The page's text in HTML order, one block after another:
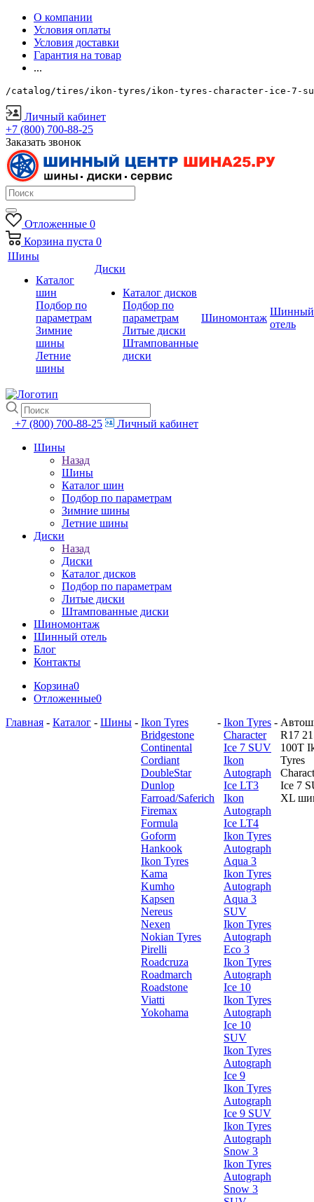
О компании
Условия оплаты
Условия доставки
Гарантия на товар
...
/catalog/tires/ikon-tyres/ikon-tyres-character-ice-7-
Личный кабинет
+7 (800) 700-88-25
Заказать звонок
Отложенные 0
Корзина пуста 0
Шины
Каталог
шин
Подбор по
параметрам
Зимние
шины
Летние
шины
Диски
Каталог дисков
Подбор по
параметрам
Литые диски
Штампованные
диски
Шиномонтаж
Шинный
отель
+7 (800) 700-88-25
Личный кабинет
Шины
Назад
Шины
Каталог шин
Подбор по параметрам
Зимние шины
Летние шины
Диски
Назад
Диски
Каталог дисков
Подбор по параметрам
Литые диски
Штампованные диски
Шиномонтаж
Шинный отель
Блог
Контакты
Корзина0
Отложенные0
Главная - Каталог - Шины - Ikon Tyres
Bridgestone
Continental
Cordiant
DoubleStar
Dunlop
Farroad/Saferich
Firemax
Formula
Goform
Hankook
Ikon Tyres
Kama
Kumho
Kapsen
Nereus
Nexen
Nokian Tyres
Pirelli
Roadcruza
Roadmarch
Roadstone
Viatti
Yokohama
- Ikon Tyres
Character
Ice 7 SUV
Ikon
Autograph
Ice LT3
Ikon
Autograph
Ice LT4
Ikon Tyres
Autograph
Aqua 3
Ikon Tyres
Autograph
Aqua 3
SUV
Ikon Tyres
Autograph
Eco 3
Ikon Tyres
Autograph
Ice 10
Ikon Tyres
Autograph
Ice 10
SUV
Ikon Tyres
Autograph
Ice 9
Ikon Tyres
Autograph
Ice 9 SUV
Ikon Tyres
Autograph
Snow 3
Ikon Tyres
Autograph
Snow 3
-
R17
100T
Tyres
Ice 7
XL